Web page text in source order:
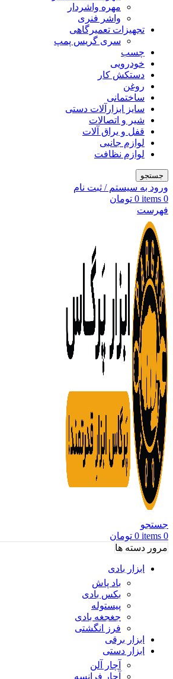
مهره واشردار
واشر فنری
تجهیزات تعمیرگاهی
سری گریس پمپ
چسب
خودرویی
دستکش کار
روغن
ساختمانی
سایز ابزارآلات دستی
شیر و اتصالات
قفل و یراق آلات
لوازم جانبی
لوازم نظافت
جستجو
ورود به سیستم / ثبت نام
0
items
0 تومان
فهرست
جستجو
0
items
0 تومان
مرور دسته ها
ابزار بادی
باد پاش
بکس بادی
پیستوله
جغجغه بادی
فرز انگشتی
ابزار برقی
ابزار دستی
آچار آلن
آچار فرانسه